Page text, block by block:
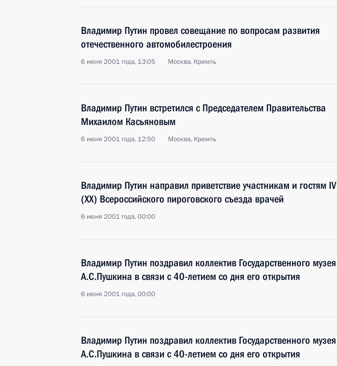
Владимир Путин провел совещание по вопросам развития
отечественного автомобилестроения
6 июня 2001 года, 13:05 Москва, Кремль
Владимир Путин встретился с Председателем Правительства
Михаилом Касьяновым
6 июня 2001 года, 12:50 Москва, Кремль
Владимир Путин направил приветствие участникам и гостям IV
(XX) Всероссийского пироговского съезда врачей
6 июня 2001 года, 00:00
Владимир Путин поздравил коллектив Государственного музея
А.С.Пушкина в связи с 40-летием со дня его открытия
6 июня 2001 года, 00:00
Владимир Путин поздравил коллектив Государственного музея
А.С.Пушкина в связи с 40-летием со дня его открытия